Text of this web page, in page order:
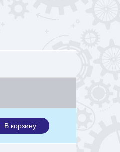
В корзину